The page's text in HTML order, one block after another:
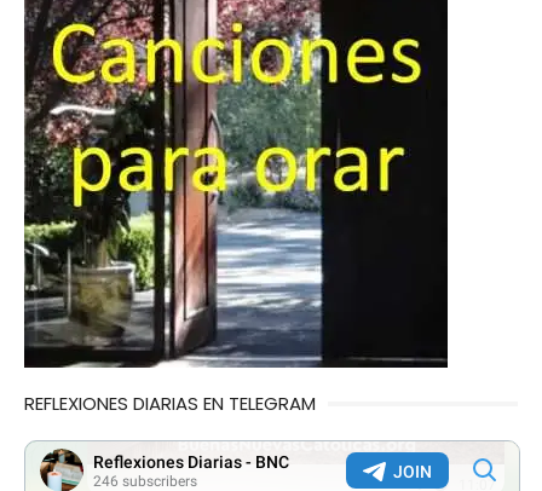
REFLEXIONES DIARIAS EN TELEGRAM